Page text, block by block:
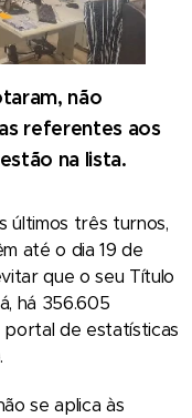
não
referentes aos
na lista.
últimos três turnos,
até o dia 19 de
que o seu Título
há 356.605
de estatísticas
se aplica às